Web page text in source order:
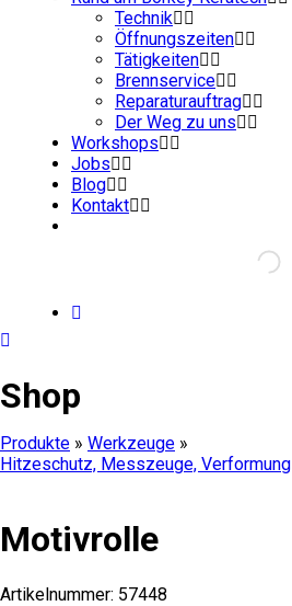
Technik
Öffnungszeiten
Tätigkeiten
Brennservice
Reparaturauftrag
Der Weg zu uns
Workshops
Jobs
Blog
Kontakt
Shop
Produkte » Werkzeuge »
Hitzeschutz, Messzeuge, Verformung
Motivrolle
Artikelnummer: 57448